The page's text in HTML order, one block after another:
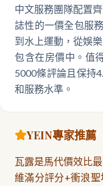
中文服務團隊配置
誌性的一價全包服
到水上運動，從娛
包含在房價中。值
5000條評論且保持
和服務水準。
YEIN專家推薦
瓦露是馬代價效比
維滿分評分+衝浪